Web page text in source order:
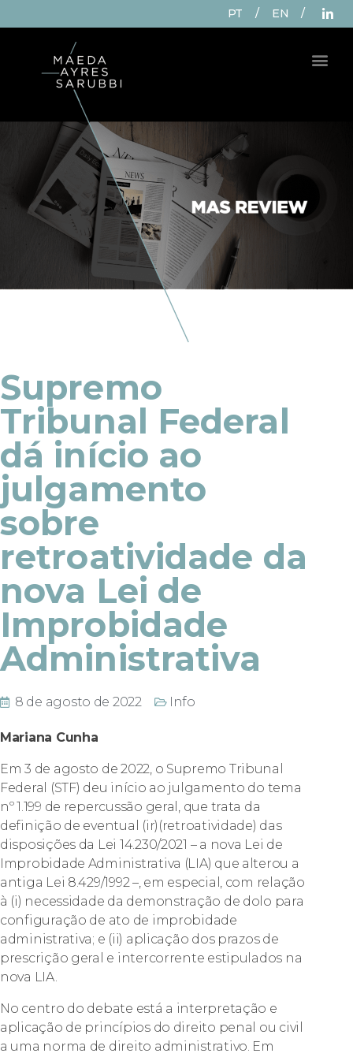
PT / EN /
Supremo
Tribunal Federal
dá início ao
julgamento
sobre
retroatividade da
nova Lei de
Improbidade
Administrativa
8 de agosto de 2022 Info
Mariana Cunha
Em 3 de agosto de 2022, o Supremo Tribunal
Federal (STF) deu início ao julgamento do tema
nº 1.199 de repercussão geral, que trata da
definição de eventual (ir)(retroatividade) das
disposições da Lei 14.230/2021 – a nova Lei de
Improbidade Administrativa (LIA) que alterou a
antiga Lei 8.429/1992 –, em especial, com relação
à (i) necessidade da demonstração de dolo para
configuração de ato de improbidade
administrativa; e (ii) aplicação dos prazos de
prescrição geral e intercorrente estipulados na
nova LIA.
No centro do debate está a interpretação e
aplicação de princípios do direito penal ou civil
a uma norma de direito administrativo. Em